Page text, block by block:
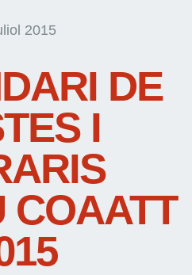
2015
DE
I
COAATT